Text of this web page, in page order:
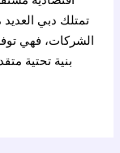
تمتلك دبي العديد
الشركات، فهي
بنية تحتية